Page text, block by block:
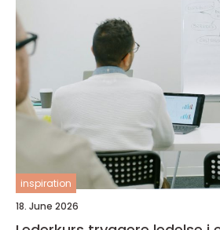
inspiration
18. June 2026